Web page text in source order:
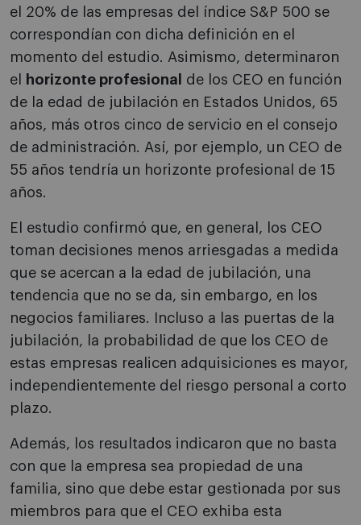
el 20% de las empresas del índice S&P 500 se
correspondían con dicha definición en el
momento del estudio. Asimismo, determinaron
el
horizonte profesional
de los CEO en función
de la edad de jubilación en Estados Unidos, 65
años, más otros cinco de servicio en el consejo
de administración. Así, por ejemplo, un CEO de
55 años tendría un horizonte profesional de 15
años.
El estudio confirmó que, en general, los CEO
toman decisiones menos arriesgadas a medida
que se acercan a la edad de jubilación, una
tendencia que no se da, sin embargo, en los
negocios familiares. Incluso a las puertas de la
jubilación, la probabilidad de que los CEO de
estas empresas realicen adquisiciones es mayor,
independientemente del riesgo personal a corto
plazo.
Además, los resultados indicaron que no basta
con que la empresa sea propiedad de una
familia, sino que debe estar gestionada por sus
miembros para que el CEO exhiba esta